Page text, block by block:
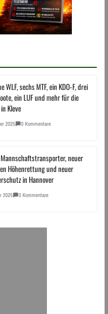
WLF, sechs MTF, ein KDO-F, drei
ein LUF und mehr für die
Kleve
2025 0 Kommentare
Mannschaftstransporter, neuer
Höhenrettung und neuer
in Hannover
2025 0 Kommentare